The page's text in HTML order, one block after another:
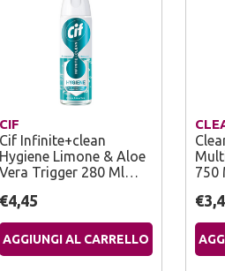
CIF
Cif Infinite+clean
Hygiene Limone & Aloe
Vera Trigger 280 Ml…
€4,45
AGGIUNGI AL CARRELLO
750